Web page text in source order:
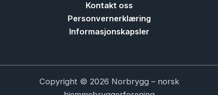
Kontakt oss
Personvernerklæring
Informasjonskapsler
Copyright © 2026 Norbrygg – norsk